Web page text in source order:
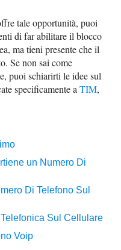
tale opportunità, puoi
di far abilitare il blocco
ma tieni presente che il
Se non sai come
puoi schiarirti le idee sul
specificamente aTIM,